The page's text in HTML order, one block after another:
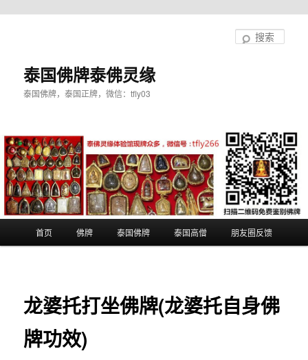
泰国佛牌泰佛灵缘
泰国佛牌，泰国正牌，微信：tfly03
首页 佛牌 泰国佛牌 泰国高僧 朋友圈反馈
龙婆托打坐佛牌(龙婆托自身佛
牌功效)